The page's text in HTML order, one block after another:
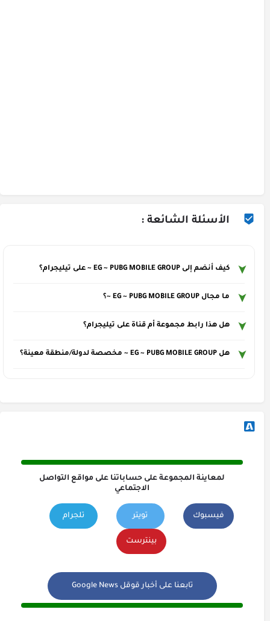
الأسئلة الشائعة :
كيف أنضم إلى EG ~ PUBG MOBILE GROUP ~ على تيليجرام؟
ما مجال EG ~ PUBG MOBILE GROUP ~؟
هل هذا رابط مجموعة أم قناة على تيليجرام؟
هل EG ~ PUBG MOBILE GROUP ~ مخصصة لدولة/منطقة معينة؟
لمعاينة المجموعة على حساباتنا على مواقع التواصل
الاجتماعي
فيسبوك تويتر تلجرام
بينترست
تابعنا على أخبار قوقل Google News